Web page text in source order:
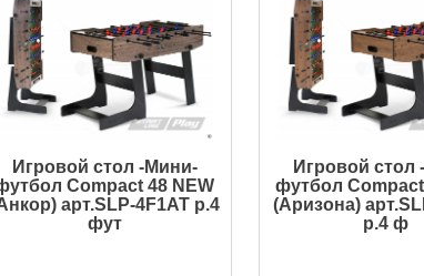
Игровой стол -Мини-
Compact 48 NEW
арт.SLP-4F1AT р.4
фут
Игровой стол
футбол Compact
(Аризона)
р.4 ф